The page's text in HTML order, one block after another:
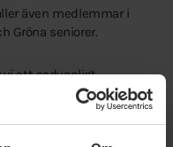
även medlemmar i
Gröna seniorer.
vi ett sedvanligt